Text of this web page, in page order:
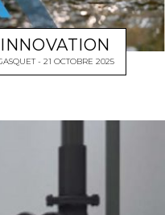
21 OCTOBRE 2025